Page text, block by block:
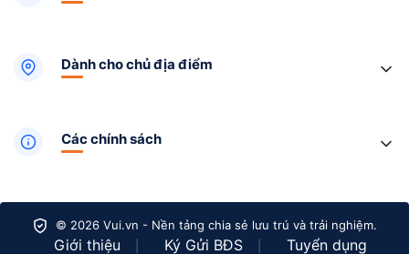
Dành cho chủ địa điểm
Các chính sách
© 2026 Vui.vn - Nền tảng chia sẻ lưu trú và trải nghiệm.
Giới thiệu Ký Gửi BĐS Tuyển dụng